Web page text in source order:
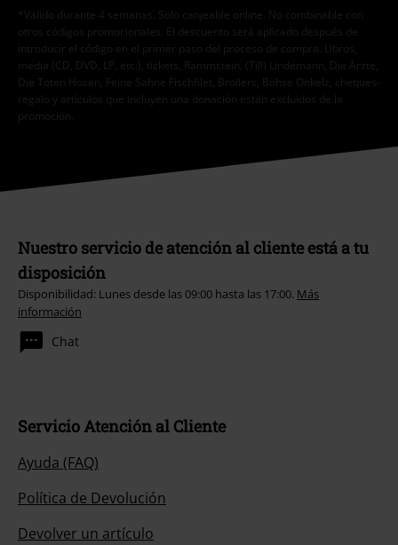
*Válido durante 4 semanas. Solo canjeable online. No combinable con
otros códigos promocionales. El descuento será aplicado después de
introducir el código en el primer paso del proceso de compra. Libros,
media (CD, DVD, LP, etc.), tickets, Rammstein, (Till) Lindemann, Die Ärzte,
Die Toten Hosen, Feine Sahne Fischfilet, Broilers, Böhse Onkelz, cheques-
regalo y artículos que incluyen una donación están excluidos de la
promoción.
Nuestro servicio de atención al cliente está a tu
disposición
Disponibilidad: Lunes desde las 09:00 hasta las 17:00. Más
información
Chat
Servicio Atención al Cliente
Ayuda (FAQ)
Política de Devolución
Devolver un artículo